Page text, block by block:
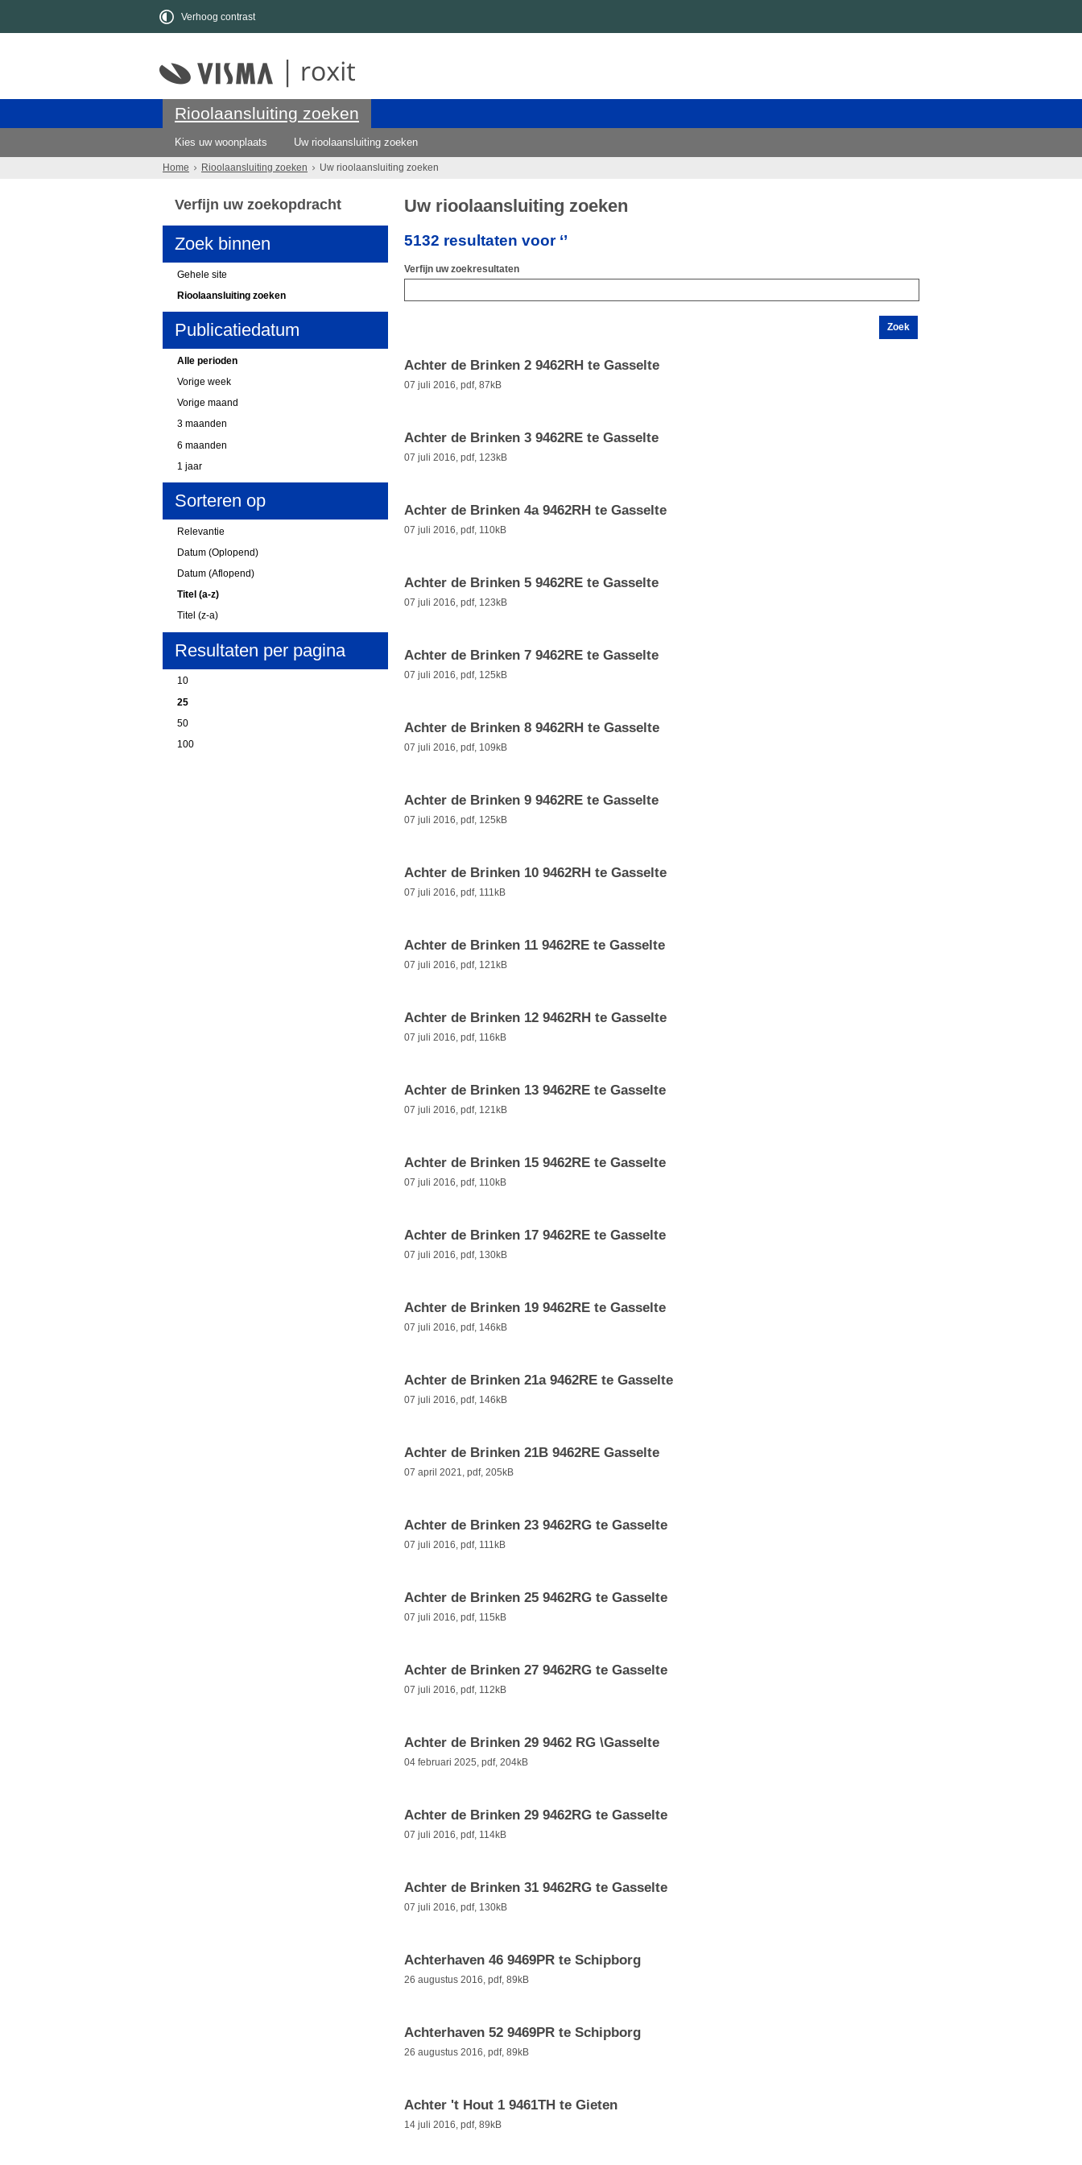
Verhoog contrast
Rioolaansluiting zoeken
Kies uw woonplaats Uw rioolaansluiting zoeken
Home Rioolaansluiting zoeken Uw rioolaansluiting zoeken
Uw rioolaansluiting zoeken
5132 resultaten voor ‘’
Verfijn uw zoekresultaten
Achter de Brinken 2 9462RH te Gasselte
07 juli 2016, pdf, 87kB
Achter de Brinken 3 9462RE te Gasselte
07 juli 2016, pdf, 123kB
Achter de Brinken 4a 9462RH te Gasselte
07 juli 2016, pdf, 110kB
Achter de Brinken 5 9462RE te Gasselte
07 juli 2016, pdf, 123kB
Achter de Brinken 7 9462RE te Gasselte
07 juli 2016, pdf, 125kB
Achter de Brinken 8 9462RH te Gasselte
07 juli 2016, pdf, 109kB
Achter de Brinken 9 9462RE te Gasselte
07 juli 2016, pdf, 125kB
Achter de Brinken 10 9462RH te Gasselte
07 juli 2016, pdf, 111kB
Achter de Brinken 11 9462RE te Gasselte
07 juli 2016, pdf, 121kB
Achter de Brinken 12 9462RH te Gasselte
07 juli 2016, pdf, 116kB
Achter de Brinken 13 9462RE te Gasselte
07 juli 2016, pdf, 121kB
Achter de Brinken 15 9462RE te Gasselte
07 juli 2016, pdf, 110kB
Achter de Brinken 17 9462RE te Gasselte
07 juli 2016, pdf, 130kB
Achter de Brinken 19 9462RE te Gasselte
07 juli 2016, pdf, 146kB
Achter de Brinken 21a 9462RE te Gasselte
07 juli 2016, pdf, 146kB
Achter de Brinken 21B 9462RE Gasselte
07 april 2021, pdf, 205kB
Achter de Brinken 23 9462RG te Gasselte
07 juli 2016, pdf, 111kB
Achter de Brinken 25 9462RG te Gasselte
07 juli 2016, pdf, 115kB
Achter de Brinken 27 9462RG te Gasselte
07 juli 2016, pdf, 112kB
Achter de Brinken 29 9462 RG \Gasselte
04 februari 2025, pdf, 204kB
Achter de Brinken 29 9462RG te Gasselte
07 juli 2016, pdf, 114kB
Achter de Brinken 31 9462RG te Gasselte
07 juli 2016, pdf, 130kB
Achterhaven 46 9469PR te Schipborg
26 augustus 2016, pdf, 89kB
Achterhaven 52 9469PR te Schipborg
26 augustus 2016, pdf, 89kB
Achter 't Hout 1 9461TH te Gieten
14 juli 2016, pdf, 89kB
Verfijn uw zoekopdracht
Zoek binnen
Gehele site
Rioolaansluiting zoeken
Publicatiedatum
Alle perioden
Vorige week
Vorige maand
3 maanden
6 maanden
1 jaar
Sorteren op
Relevantie
Datum (Oplopend)
Datum (Aflopend)
Titel (a-z)
Titel (z-a)
Resultaten per pagina
10
25
50
100